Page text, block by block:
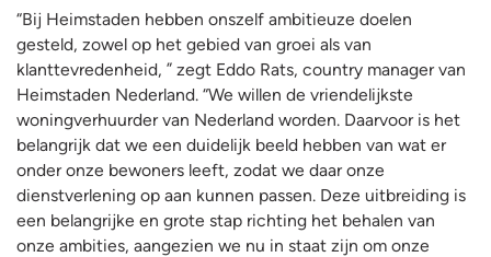
“Bij Heimstaden hebben onszelf ambitieuze doelen
gesteld, zowel op het gebied van groei als van
klanttevredenheid, ” zegt Eddo Rats, country manager van
Heimstaden Nederland. “We willen de vriendelijkste
woningverhuurder van Nederland worden. Daarvoor is het
belangrijk dat we een duidelijk beeld hebben van wat er
onder onze bewoners leeft, zodat we daar onze
dienstverlening op aan kunnen passen. Deze uitbreiding is
een belangrijke en grote stap richting het behalen van
onze ambities, aangezien we nu in staat zijn om onze